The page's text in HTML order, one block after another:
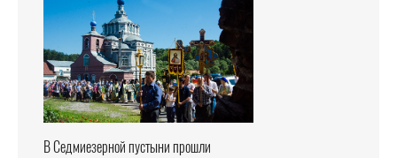
В Седмиезерной пустыни прошли